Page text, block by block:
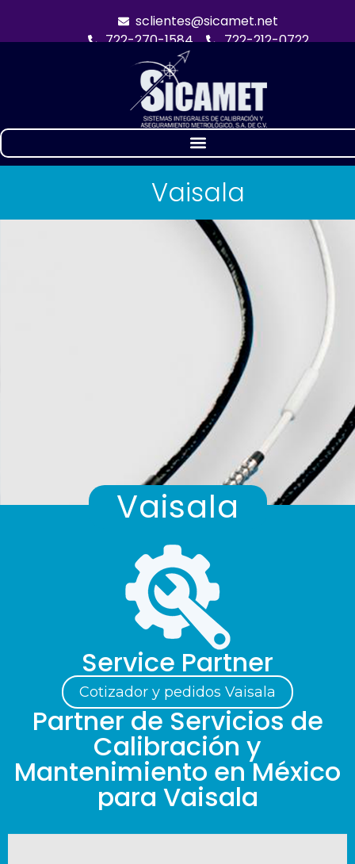
sclientes@sicamet.net
722-270-1584
722-212-0722
Vaisala
Vaisala
Service Partner
Cotizador y pedidos Vaisala
Partner de Servicios de
Calibración y
Mantenimiento en México
para Vaisala